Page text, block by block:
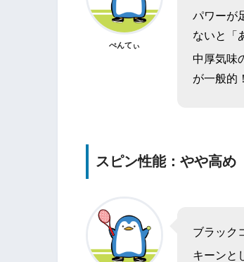
ぺんてぃ
パワーが
ないと「
中厚気味
が一般的！
スピン性能：やや高め
ブラック
キーンと